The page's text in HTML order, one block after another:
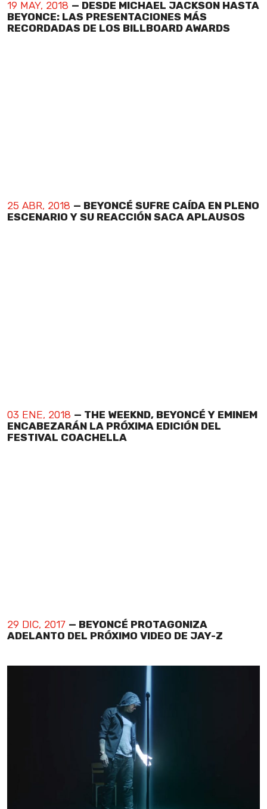
19 MAY, 2018 — DESDE MICHAEL JACKSON HASTA
BEYONCE: LAS PRESENTACIONES MÁS
RECORDADAS DE LOS BILLBOARD AWARDS
25 ABR, 2018 — BEYONCÉ SUFRE CAÍDA EN PLENO
ESCENARIO Y SU REACCIÓN SACA APLAUSOS
03 ENE, 2018 — THE WEEKND, BEYONCÉ Y EMINEM
ENCABEZARÁN LA PRÓXIMA EDICIÓN DEL
FESTIVAL COACHELLA
29 DIC, 2017 — BEYONCÉ PROTAGONIZA
ADELANTO DEL PRÓXIMO VIDEO DE JAY-Z